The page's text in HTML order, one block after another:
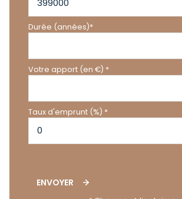
Durée (années)*
Votre apport (en €) *
Taux d'emprunt (%) *
ENVOYER